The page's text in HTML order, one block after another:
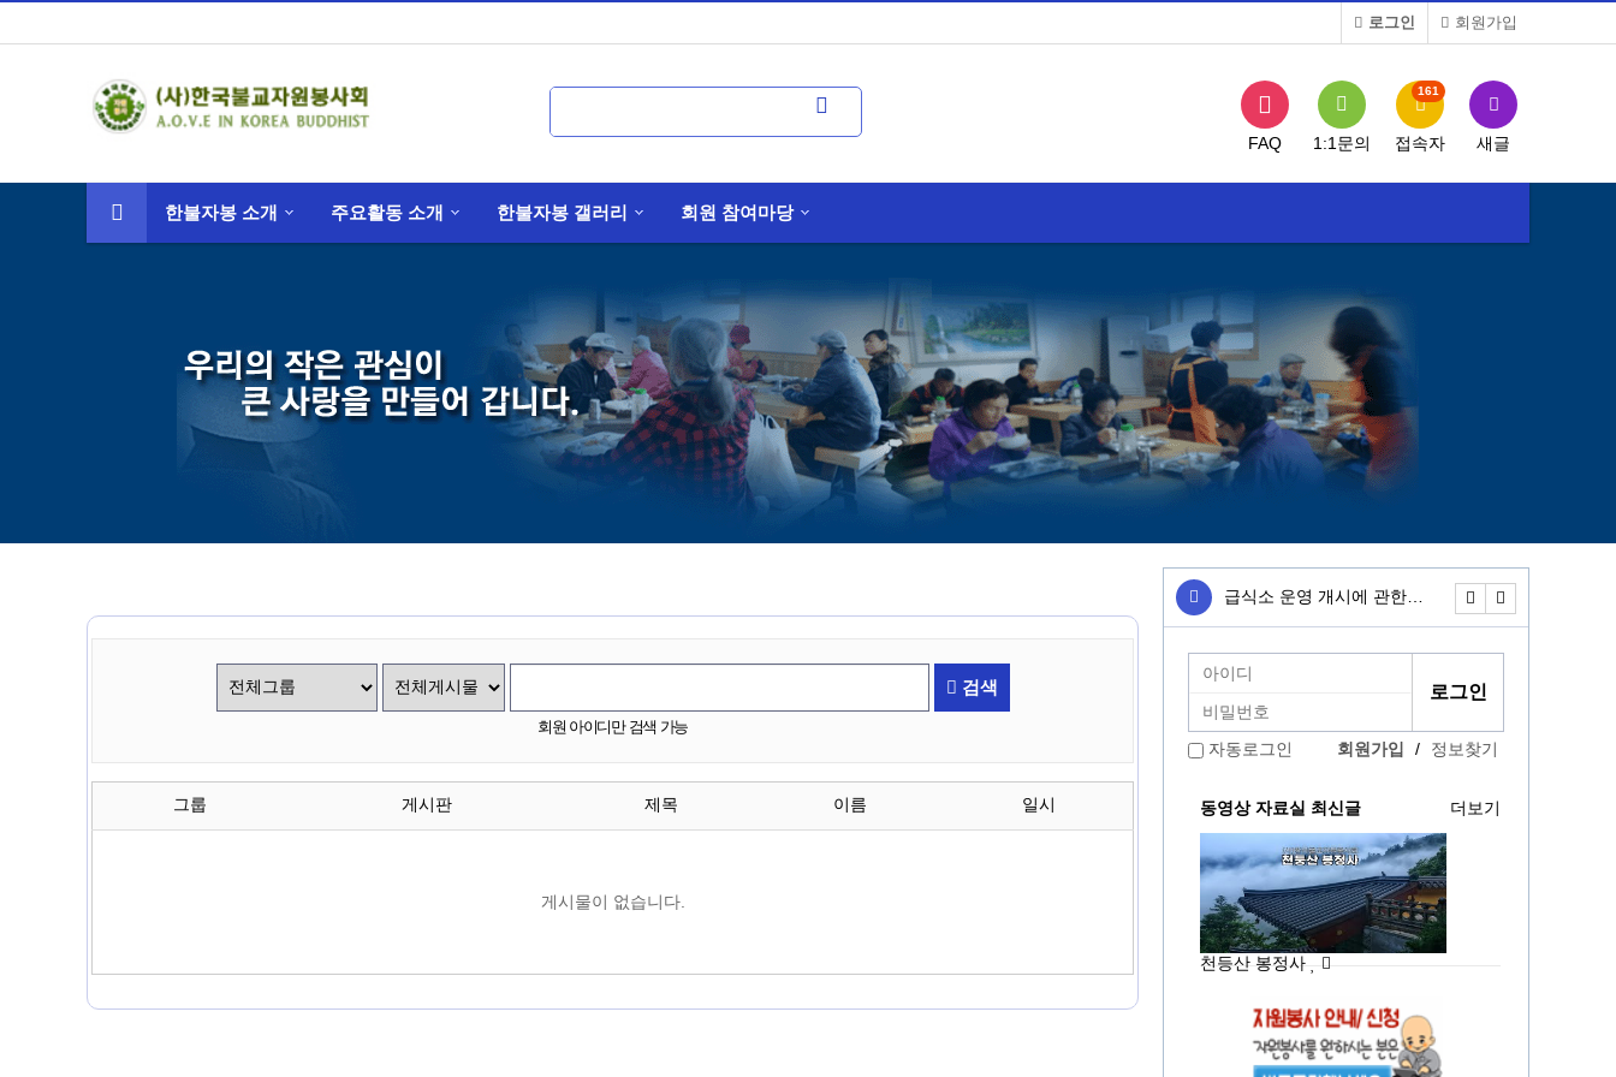
회원가입
로그인
FAQ 1:1문의 접속자
161
새글
한불자봉 소개 주요활동 소개 한불자봉 갤러리 회원 참여마당
검색
회원 아이디만 검색 가능
그룹 게시판 제목 이름 일시
게시물이 없습니다.
급식소 운영 개시에 관한… 무료급식소 운영
자동로그인 회원가입 / 정보찾기
동영상 자료실 최신글
천등산 봉정사
더보기